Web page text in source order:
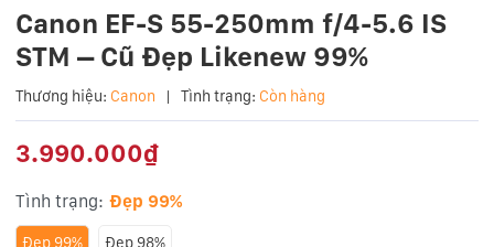
Canon EF-S 55-250mm f/4-5.6 IS
STM – Cũ Đẹp Likenew 99%
Thương hiệu: Canon | Tình trạng: Còn hàng
3.990.000₫
Tình trạng: Đẹp 99%
Đẹp 99% Đẹp 98%